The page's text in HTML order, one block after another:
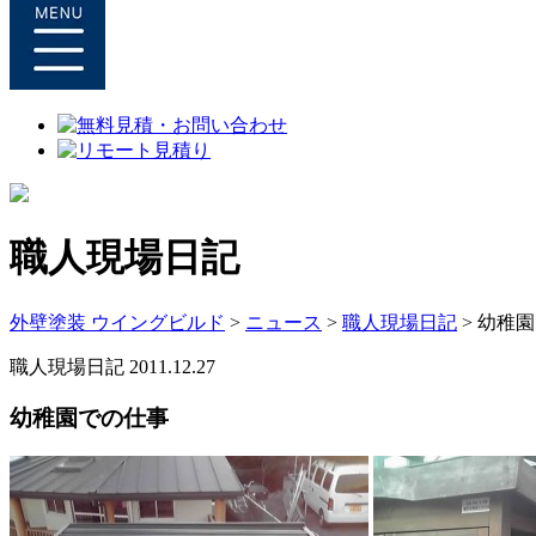
職人現場日記
外壁塗装 ウイングビルド > ニュース > 職人現場日記 > 幼稚
職人現場日記 2011.12.27
幼稚園での仕事